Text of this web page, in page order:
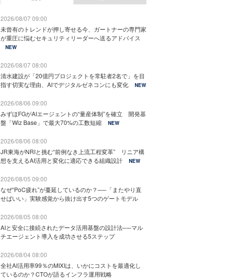
2026/08/07 09:00
未曾有のトレンドが押し寄せる今、ガートナーの専門家
が重圧に悩むセキュリティリーダーへ送るアドバイス
NEW
2026/08/07 08:00
清水建設が「20億円プロジェクトを常駐者2名で」を目
指す切実な理由、AIでデジタルゼネコンにも変化
NEW
2026/08/06 09:00
みずほFGがAIエージェントの“量産体制”を確立 開発基
盤「Wiz Base」で最大70%の工数短縮
NEW
2026/08/06 08:00
JR東海がNRIと挑む“前例なき上流工程変革” リニア構
想を支えるAI活用と変化に適応できる組織設計
NEW
2026/08/05 09:00
なぜ“PoC疲れ”が蔓延しているのか？──「またやり直
せばいい」実験感覚から抜け出す5つのゲートモデル
2026/08/05 08:00
AIと安全に接続されたデータ活用基盤の設計法──マル
チエージェント導入を成功させる5ステップ
2026/08/04 08:00
全社AI活用率99％のMIXIは、いかにコストを最適化し
ているのか？CTOが語るインフラ運用戦略